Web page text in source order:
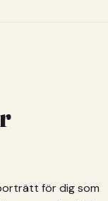
för dig som